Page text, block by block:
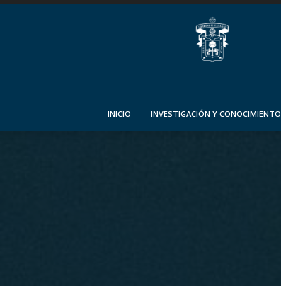
INICIO INVESTIGACIÓN Y CONOCIMIENTO